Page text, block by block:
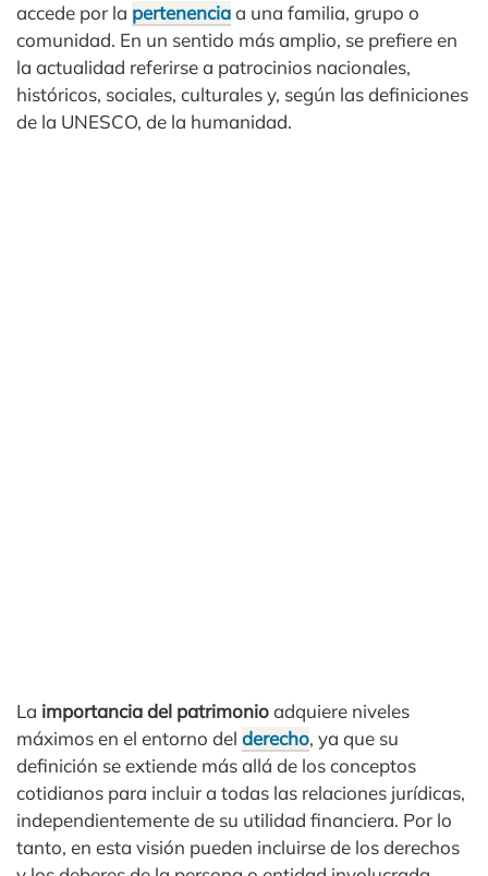
accede por la pertenenciaa una familia, grupo o
comunidad. En un sentido más amplio, se prefiere en
la actualidad referirse a patrocinios nacionales,
históricos, sociales, culturales y, según las definiciones
de la UNESCO, de la humanidad.
La importancia del patrimonioadquiere niveles
máximos en el entorno del derecho, ya que su
definición se extiende más allá de los conceptos
cotidianos para incluir a todas las relaciones jurídicas,
independientemente de su utilidad financiera. Por lo
tanto, en esta visión pueden incluirse de los derechos